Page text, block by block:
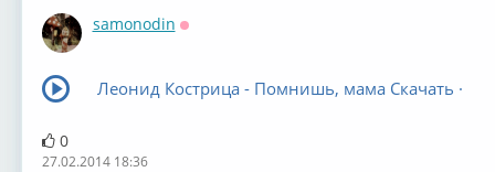
samonodin
Леонид Кострица - Помнишь, мама Скачать ·
0
27.02.2014 18:36